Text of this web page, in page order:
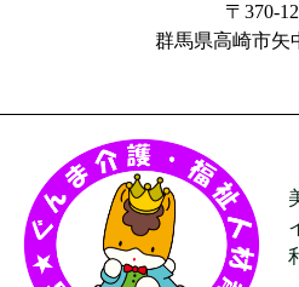
〒370-
群馬県高崎市矢